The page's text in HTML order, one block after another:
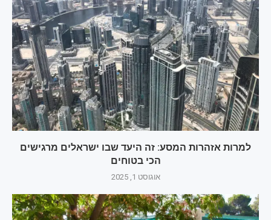
למרות אזהרות המסע: זה היעד שבו ישראלים מרגישים
הכי בטוחים
אוגוסט 1, 2025